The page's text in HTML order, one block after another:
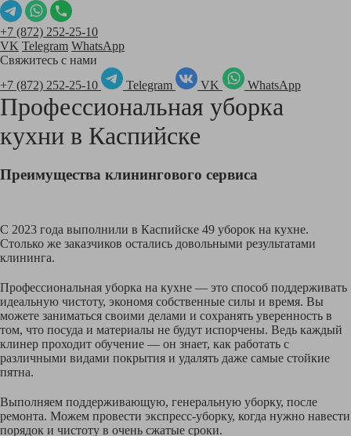
+7 (872) 252-25-10
VK Telegram WhatsApp
Свяжитесь с нами
+7 (872) 252-25-10
Telegram VK WhatsApp
Профессиональная уборка
кухни в Каспийске
Преимущества клинингового сервиса
С 2023 года выполнили в Каспийске 49 уборок на кухне.
Столько же заказчиков остались довольными результатами
клининга.
Профессиональная уборка на кухне — это способ поддерживать
идеальную чистоту, экономя собственные силы и время. Вы
можете заниматься своими делами и сохранять уверенность в
том, что посуда и материалы не будут испорчены. Ведь каждый
клинер проходит обучение — он знает, как работать с
различными видами покрытия и удалять даже самые стойкие
пятна.
Выполняем поддерживающую, генеральную уборку, после
ремонта. Можем провести экспресс-уборку, когда нужно навести
порядок и чистоту в очень сжатые сроки.